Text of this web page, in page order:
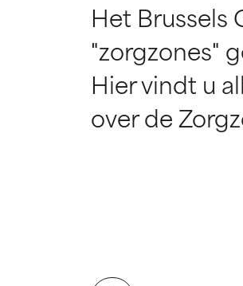
Het Brussels
"zorgzones"
Hier vindt u
over de